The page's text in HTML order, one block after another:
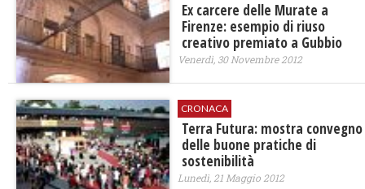
Ex carcere delle Murate a
Firenze: esempio di riuso
creativo premiato a Gubbio
Venerdì, 30 Novembre 2012
CRONACA
Terra Futura: mostra convegno
delle buone pratiche di
sostenibilità
Lunedì, 21 Maggio 2012